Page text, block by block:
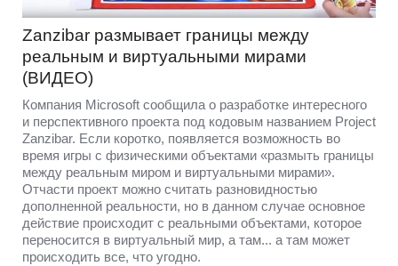
Zanzibar размывает границы между
реальным и виртуальными мирами
(ВИДЕО)
Компания Microsoft сообщила о разработке интересного
и перспективного проекта под кодовым названием Project
Zanzibar. Если коротко, появляется возможность во
время игры с физическими объектами «размыть границы
между реальным миром и виртуальными мирами».
Отчасти проект можно считать разновидностью
дополненной реальности, но в данном случае основное
действие происходит с реальными объектами, которое
переносится в виртуальный мир, а там... а там может
происходить все, что угодно.